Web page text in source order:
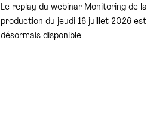
Le replay du webinar Monitoring de la
production du jeudi 16 juillet 2026 est
désormais disponible.